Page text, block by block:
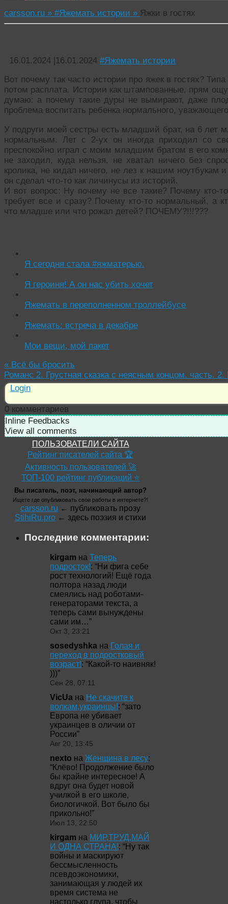
carsson.ru » #Яжемать истории » Яжки в гостях
16.01.2024 |16.01.2024 #Яжемать истории
Вот почему так часто истории про яжек в гостях?
потом расплата. Истории как штампованные, прям
думаю: а почему такие дуры не вымирают, даже
проблема воспитать ребенка нормального,
У подруги моей сестры есть младший брат, на 6
нормальным. Лет с 2-ух он иногда приходил со
преспокойно играл с моим младшим братом в его
не заходил, куда нельзя, не хватал ничего без
кролика, не кидал ничего, не лез к нашим
он сделал что-то как личинусы из историй.
И вот вопрос: Ну почему не все такие? Почему кто-
требует все и сразу? Почему кто-то нормальный, а
что младше или что рожал детей? ПОЧЕМУ?!!!???
Я сегодня стала #яжматерью.
Я героиня! А он нас убить хочет
Яжемать в переполненном троллейбусе
Яжемать: встреча в декабре
Мои вещи, мой пакет
« Всё бы бросить
Романс 2. Грустная сказка с неясным концом. часть.
Login
0 комментариев
Inline Feedbacks
View all comments
ПОЛЬЗОВАТЕЛИ САЙТА
Рейтинг писателей сайта 🏆
Активность пользователей 🚀
ТОП-100 рейтинг публикаций ⭐
Вы писатель, поэт, начинающий автор?
Ищете где опубликовать свои работы в интернете?!
carsson.ru ← публиковать прозу
StihiRu.pro ← здесь поэзия и стихи
Последние комментарии:
kirgam на Теперь
подросток!: “Ни фига себе
рост технологий! Ещё года
полтора назад люди
смеялись над роботами-
генераторами текста, а
теперь сами вынуждены
сами им…”
Окт 3, 23:21
sosedyshka на Голая и
переход в подростковый
возраст!: “Какой-то наивняк!
)))”
Сен 28, 07:11
VicUa на Не скачите к
волкам,украинцы!: “зато
Европа не убивает
украинцев в оличии от
России”
Авг 20, 13:45
nexto на Женщина в лесу:
“Клёво! Продолжение было
бы крайне интересное! А
вдруг она будет новой
училкой в его школе,
биологичкой. Вот было бы
прикольно!”
Июл 13, 22:50
kirgam на МИР,ТРУД,МАЙ
И ОДНА СТРАНА!: “Ну так
войны и маскируют
бессмысленность
псевдоэкономики,
занимающая у людей их
время система не
настолько глупа, чтобы